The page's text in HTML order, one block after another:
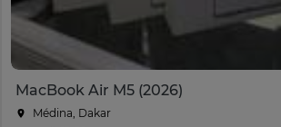
MacBook Air M5 (2026)
Médina, Dakar